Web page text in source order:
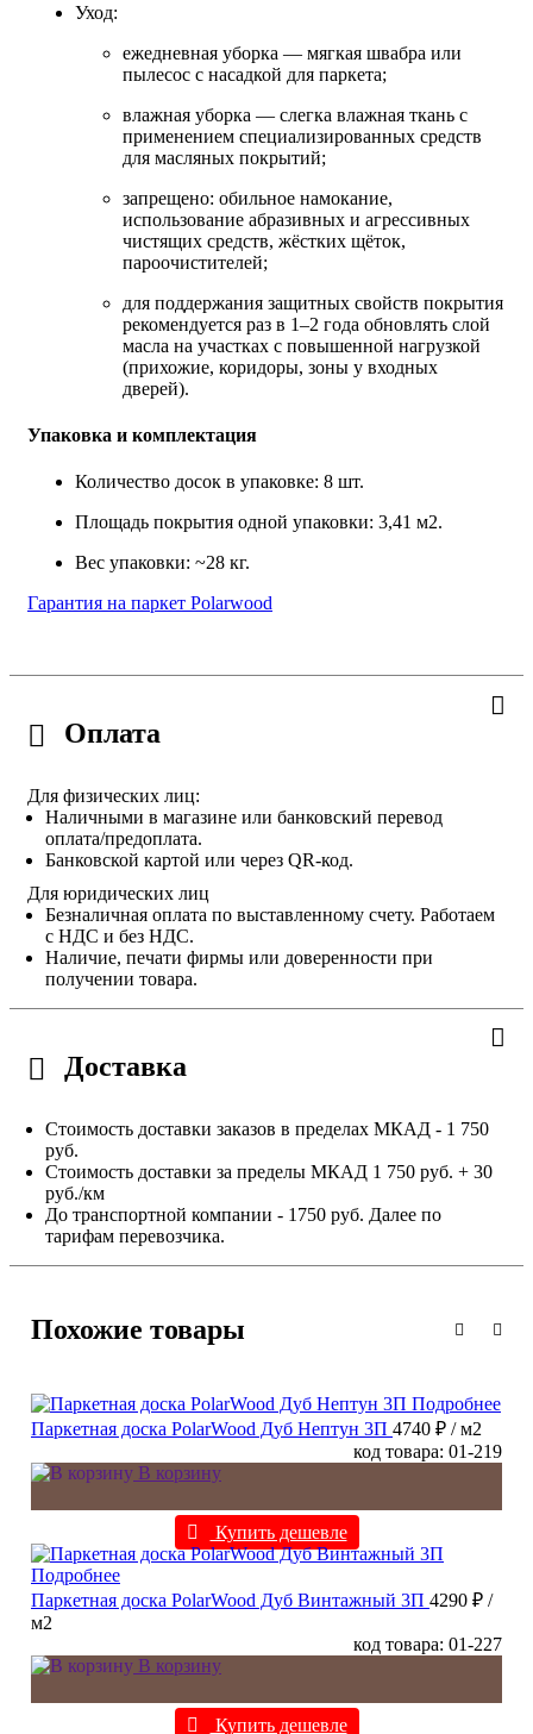
Уход:
ежедневная уборка — мягкая швабра или
пылесос с насадкой для паркета;
влажная уборка — слегка влажная ткань с
применением специализированных средств
для масляных покрытий;
запрещено: обильное намокание,
использование абразивных и агрессивных
чистящих средств, жёстких щёток,
пароочистителей;
для поддержания защитных свойств покрытия
рекомендуется раз в 1–2 года обновлять слой
масла на участках с повышенной нагрузкой
(прихожие, коридоры, зоны у входных
дверей).
Упаковка и комплектация
Количество досок в упаковке: 8 шт.
Площадь покрытия одной упаковки: 3,41 м2.
Вес упаковки: ~28 кг.
Гарантия на паркет Polarwood
Оплата
Для физических лиц:
Наличными в магазине или банковский перевод
оплата/предоплата.
Банковской картой или через QR-код.
Для юридических лиц
Безналичная оплата по выставленному счету. Работаем
с НДС и без НДС.
Наличие, печати фирмы или доверенности при
получении товара.
Доставка
Стоимость доставки заказов в пределах МКАД - 1 750
руб.
Стоимость доставки за пределы МКАД 1 750 руб. + 30
руб./км
До транспортной компании - 1750 руб. Далее по
тарифам перевозчика.
Похожие товары
Подробнее
Паркетная доска PolarWood Дуб Нептун 3П 4740 ₽ / м2
код товара: 01-219
В корзину
Купить дешевле
Подробнее
Паркетная доска PolarWood Дуб Винтажный 3П 4290 ₽ /
м2
код товара: 01-227
В корзину
Купить дешевле